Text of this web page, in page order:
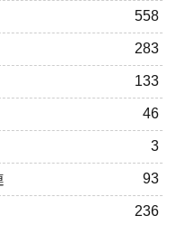
558
283
133
46
3
93
236